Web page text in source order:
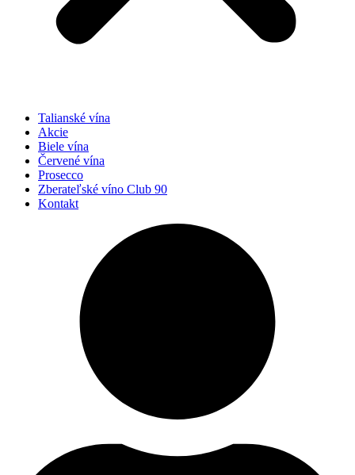
Talianské vína
Akcie
Biele vína
Červené vína
Prosecco
Zberateľské víno Club 90
Kontakt